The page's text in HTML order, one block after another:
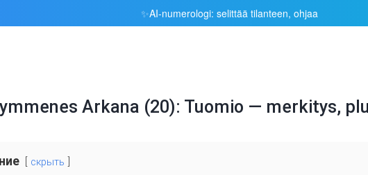
Arkana (20): Tuomio — merkitys,
скрыть
✨AI-numerologi: selittää tilanteen, ohjaa